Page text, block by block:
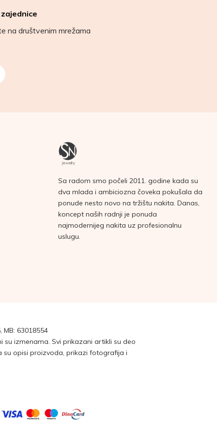
na društvenim mrežama
Sa radom smo počeli 2011. godine kada su
dva mlada i ambiciozna čoveka pokušala da
ponude nesto novo na tržištu nakita. Danas,
koncept naših radnji je ponuda
najmodernijeg nakita uz profesionalnu
uslugu.
MB: 63018554
izmenama. Svi prikazani artikli su deo
su opisi proizvoda, prikazi fotografija i